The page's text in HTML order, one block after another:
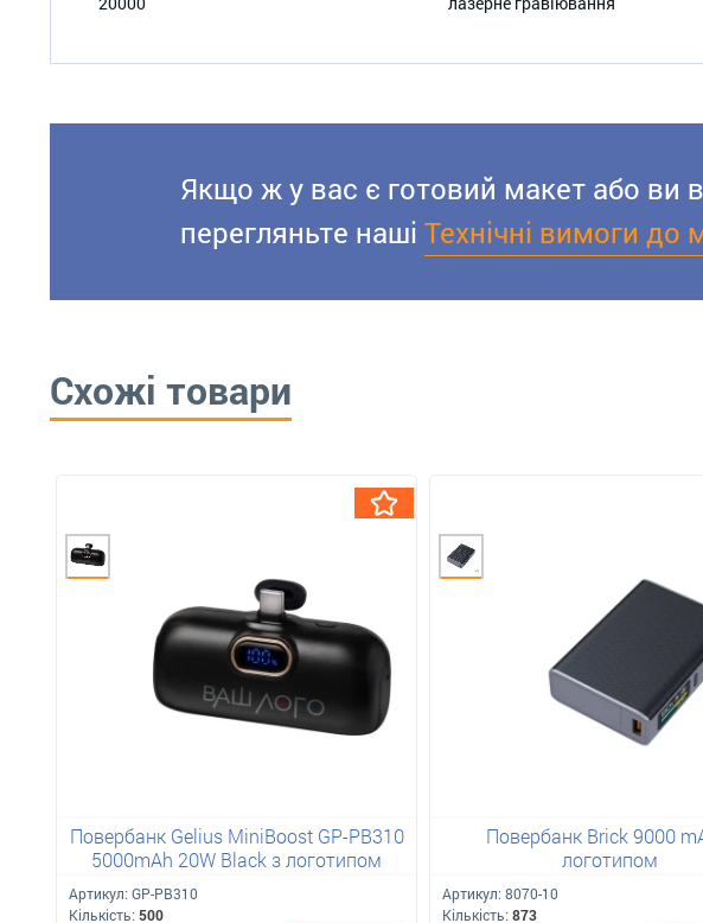
Якщо ж у вас є готовий макет або ви
перегляньте наші Технічні вимоги до
Схожі товари
Повербанк Gelius MiniBoost GP-PB310
5000mAh 20W Black з логотипом
Артикул: GP-PB310
Кількість: 500
Повербанк Brick 9000
логотипом
Артикул: 8070-10
Кількість: 873